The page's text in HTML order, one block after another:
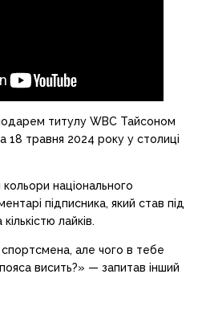
титулу WBC Тайсоном
18 травня 2024 року у столиці
національного
підписника, який став під
лайків.
але чого в тебе
висить?» — запитав інший